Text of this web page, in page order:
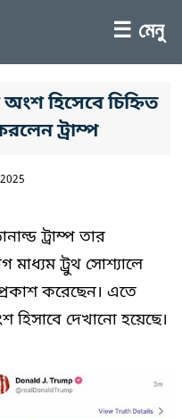
☰ মেনু
অংশ হিসেবে চিহ্নিত
ট্রাম্প
ট্রাম্প তার
মাধ্যম ট্রুথ সোশ্যালে
করেছেন। এতে
হিসাবে দেখানো হয়েছে।